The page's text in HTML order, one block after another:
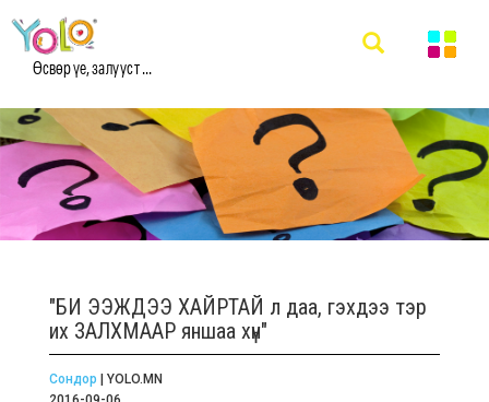
Өсвөр үе, залууст ...
"БИ ЭЭЖДЭЭ ХАЙРТАЙ л даа, гэхдээ тэр
их ЗАЛХМААР яншаа хүн"
Сондор | YOLO.MN